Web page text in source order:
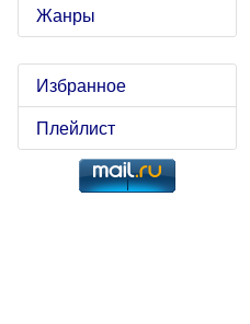
Жанры
Избранное
Плейлист